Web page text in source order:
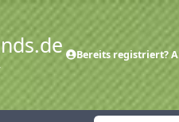
Bereits registriert?